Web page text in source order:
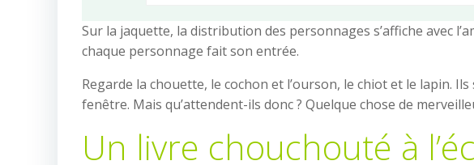
Sur la jaquette, la distribution des personnages s’affiche avec
chaque personnage fait son entrée.
Regarde la chouette, le cochon et l’ourson, le chiot et le lapin.
fenêtre. Mais qu’attendent-ils donc ? Quelque chose de
Un livre chouchouté à